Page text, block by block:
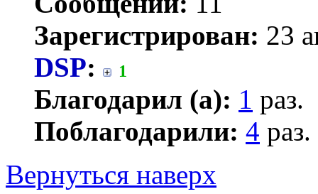
Зарегистрирован: 23
DSP: 1
Благодарил (а): 1 раз.
Поблагодарили: 4 раз.
Вернуться наверх